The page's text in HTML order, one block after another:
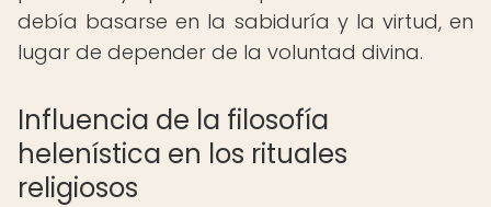
debía basarse en la sabiduría y la virtud, en
lugar de depender de la voluntad divina.
Influencia de la filosofía
helenística en los rituales
religiosos